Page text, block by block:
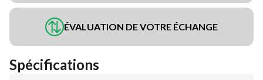
ÉVALUATION DE VOTRE ÉCHANGE
Spécifications